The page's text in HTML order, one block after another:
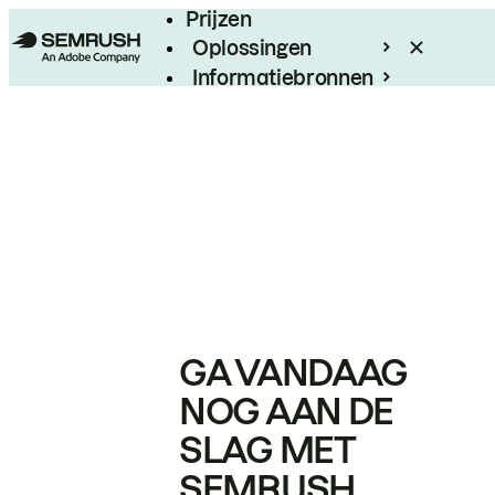
Prijzen
Oplossingen
Informatiebronnen
GA VANDAAG
NOG AAN DE
SLAG MET